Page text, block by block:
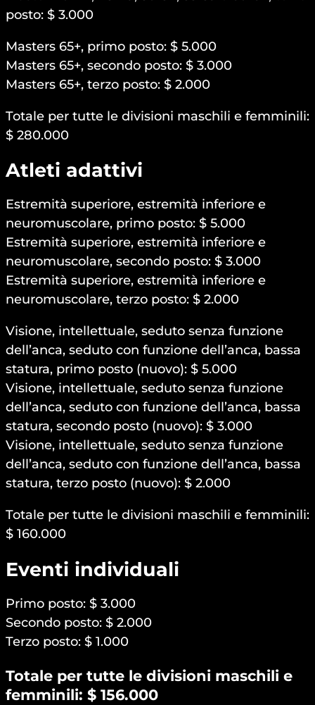
posto: $ 3.000
Masters 65+, primo posto: $ 5.000
Masters 65+, secondo posto: $ 3.000
Masters 65+, terzo posto: $ 2.000
Totale per tutte le divisioni maschili e femminili:
$ 280.000
Atleti adattivi
Estremità superiore, estremità inferiore e
neuromuscolare, primo posto: $ 5.000
Estremità superiore, estremità inferiore e
neuromuscolare, secondo posto: $ 3.000
Estremità superiore, estremità inferiore e
neuromuscolare, terzo posto: $ 2.000
Visione, intellettuale, seduto senza funzione
dell’anca, seduto con funzione dell’anca, bassa
statura, primo posto (nuovo): $ 5.000
Visione, intellettuale, seduto senza funzione
dell’anca, seduto con funzione dell’anca, bassa
statura, secondo posto (nuovo): $ 3.000
Visione, intellettuale, seduto senza funzione
dell’anca, seduto con funzione dell’anca, bassa
statura, terzo posto (nuovo): $ 2.000
Totale per tutte le divisioni maschili e femminili:
$ 160.000
Eventi individuali
Primo posto: $ 3.000
Secondo posto: $ 2.000
Terzo posto: $ 1.000
Totale per tutte le divisioni maschili e
femminili: $ 156.000